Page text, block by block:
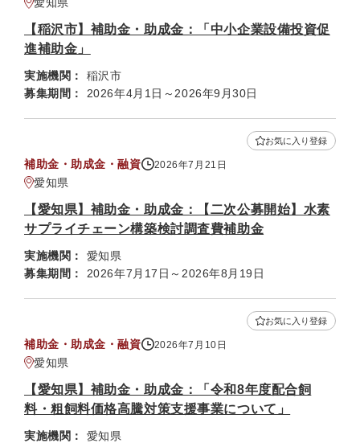
【稲沢市】補助金・助成金：「中小企業設備投資促
進補助金」
実施機関：
稲沢市
募集期間：
2026年4月1日～2026年9月30日
補助金・助成金・融資 2026年7月21日
愛知県
お気に入り登録
【愛知県】補助金・助成金：【二次公募開始】水素
サプライチェーン構築検討調査費補助金
実施機関：
愛知県
募集期間：
2026年7月17日～2026年8月19日
補助金・助成金・融資 2026年7月10日
愛知県
お気に入り登録
【愛知県】補助金・助成金：「令和8年度配合飼
料・粗飼料価格高騰対策支援事業について」
実施機関：
愛知県